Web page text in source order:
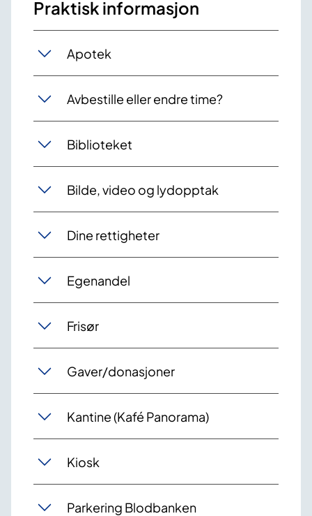
Praktisk informasjon
Apotek
Avbestille eller endre time?
Biblioteket
Bilde, video og lydopptak
Dine rettigheter
Egenandel
Frisør
Gaver/donasjoner
Kantine (Kafé Panorama)
Kiosk
Parkering Blodbanken